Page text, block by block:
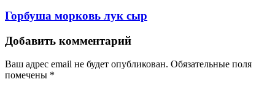
Горбуша морковь лук сыр
Добавить комментарий
Ваш адрес email не будет опубликован. Обязательные поля
помечены *